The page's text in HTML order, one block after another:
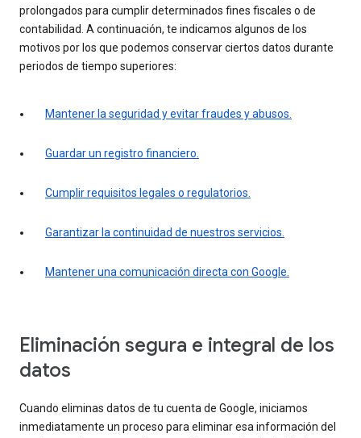
prolongados para cumplir determinados fines fiscales o de
contabilidad. A continuación, te indicamos algunos de los
motivos por los que podemos conservar ciertos datos durante
periodos de tiempo superiores:
Mantener la seguridad y evitar fraudes y abusos.
Guardar un registro financiero.
Cumplir requisitos legales o regulatorios.
Garantizar la continuidad de nuestros servicios.
Mantener una comunicación directa con Google.
Eliminación segura e integral de los
datos
Cuando eliminas datos de tu cuenta de Google, iniciamos
inmediatamente un proceso para eliminar esa información del